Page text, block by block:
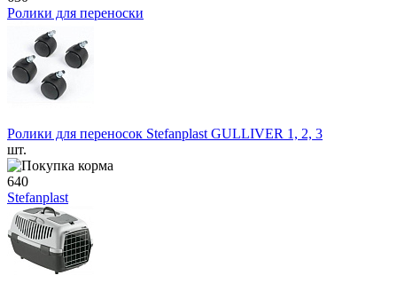
Ролики для переноски
Ролики для переносок Stefanplast GULLIVER 1, 2, 3
шт.
640
Stefanplast